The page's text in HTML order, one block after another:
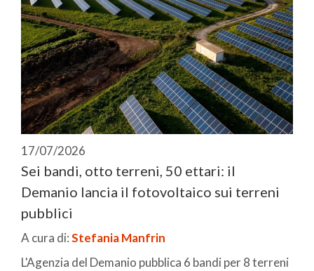
17/07/2026
Sei bandi, otto terreni, 50 ettari: il
Demanio lancia il fotovoltaico sui terreni
pubblici
A cura di:Stefania Manfrin
L'Agenzia del Demanio pubblica 6 bandi per 8 terreni